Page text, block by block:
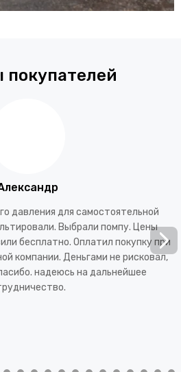
покупателей
давления для самостоятельной
Выбрали помпу. Цены
бесплатно. Оплатил покупку при
компании. Деньгами не рисковал,
надеюсь на дальнейшее
›